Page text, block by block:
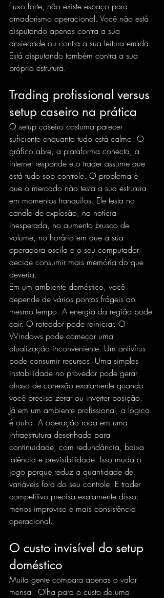
fluxo forte, não existe espaço para
amadorismo operacional. Você não está
disputando apenas contra a sua
ansiedade ou contra a sua leitura errada.
Está disputando também contra a sua
própria estrutura.
Trading profissional versus
setup caseiro na prática
O setup caseiro costuma parecer
suficiente enquanto tudo está calmo. O
gráfico abre, a plataforma conecta, a
internet responde e o trader assume que
está tudo sob controle. O problema é
que o mercado não testa a sua estrutura
em momentos tranquilos. Ele testa no
candle de explosão, na notícia
inesperada, no aumento brusco de
volume, no horário em que a sua
operadora oscila e o seu computador
decide consumir mais memória do que
deveria.
Em um ambiente doméstico, você
depende de vários pontos frágeis ao
mesmo tempo. A energia da região pode
cair. O roteador pode reiniciar. O
Windows pode começar uma
atualização inconveniente. Um antivírus
pode consumir recursos. Uma simples
instabilidade no provedor pode gerar
atraso de conexão exatamente quando
você precisa zerar ou inverter posição.
Já em um ambiente profissional, a lógica
é outra. A operação roda em uma
infraestrutura desenhada para
continuidade, com redundância, baixa
latência e previsibilidade. Isso muda o
jogo porque reduz a quantidade de
variáveis fora do seu controle. E trader
competitivo precisa exatamente disso:
menos improviso e mais consistência
operacional.
O custo invisível do setup
doméstico
Muita gente compara apenas o valor
mensal. Olha para o custo de uma